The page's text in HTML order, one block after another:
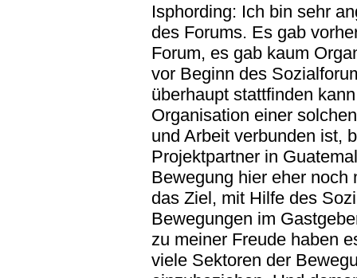
Isphording: Ich bin sehr
des Forums. Es gab
Forum, es gab kaum
vor Beginn des
überhaupt stattfinden
Organisation einer
und Arbeit verbunden ist,
Projektpartner in
Bewegung hier eher noch
das Ziel, mit Hilfe des
Bewegungen im
zu meiner Freude haben
viele Sektoren der